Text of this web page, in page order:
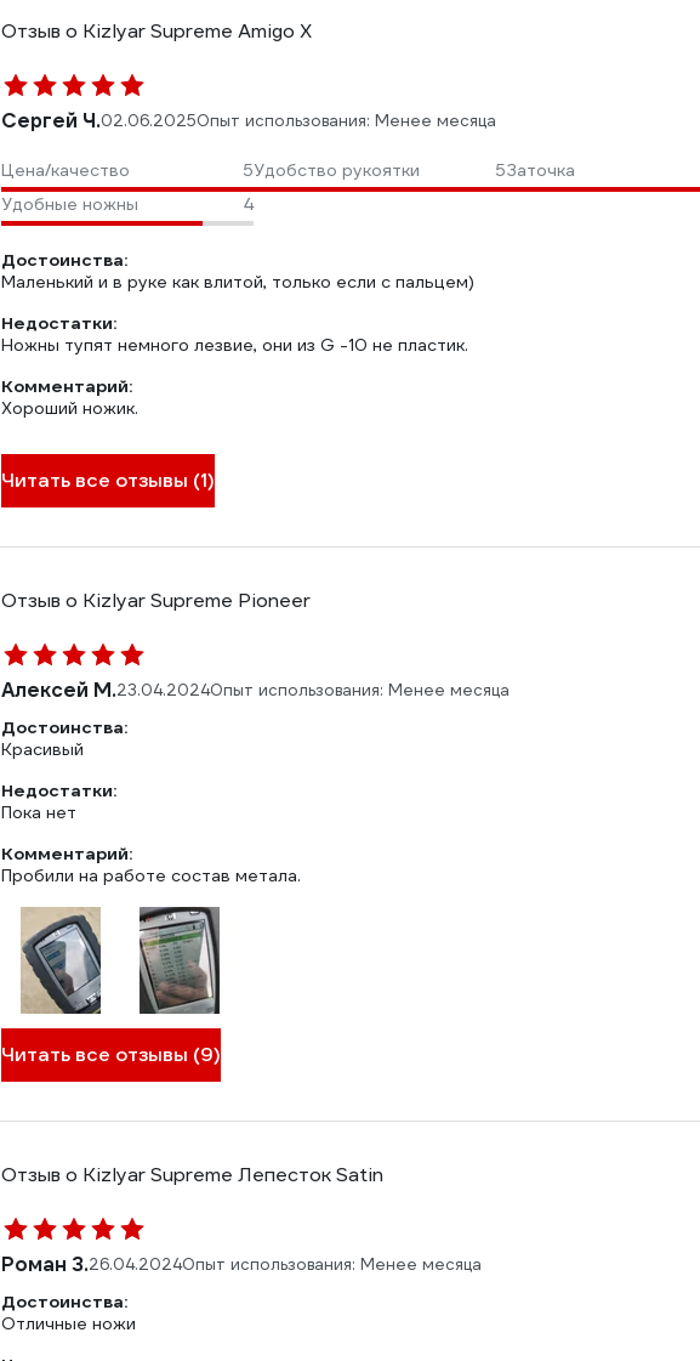
Отзыв о Kizlyar Supreme Amigo X
Сергей Ч.02.06.2025Опыт использования: Менее месяца
Цена/качество 5Удобство рукоятки 5Заточка
Удобные ножны
4
Достоинства:
Маленький и в руке как влитой, только если с пальцем)
Недостатки:
Ножны тупят немного лезвие, они из G -10 не пластик.
Комментарий:
Хороший ножик.
Читать все отзывы (1)
Отзыв о Kizlyar Supreme Pioneer
Алексей М.23.04.2024Опыт использования: Менее месяца
Достоинства:
Красивый
Недостатки:
Пока нет
Комментарий:
Пробили на работе состав метала.
Читать все отзывы (9)
Отзыв о Kizlyar Supreme Лепесток Satin
Роман З.26.04.2024Опыт использования: Менее месяца
Достоинства:
Отличные ножи